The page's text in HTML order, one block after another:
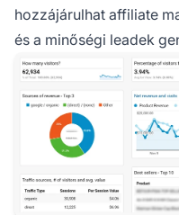
hozzájárulhat affiliate
és a minőségi leadek